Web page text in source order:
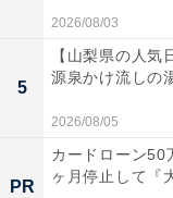
2026/08/03
5
【山梨県の人
源泉かけ流しの
2026/08/05
PR
カードローン50
ヶ月停止して『